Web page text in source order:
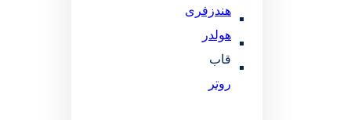
هندزفری
هولدر
قاب
روتر